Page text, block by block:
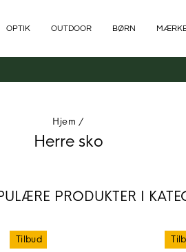
OPTIK OUTDOOR BØRN
Hjem /
Herre sko
PRODUKTER I
Tilbud